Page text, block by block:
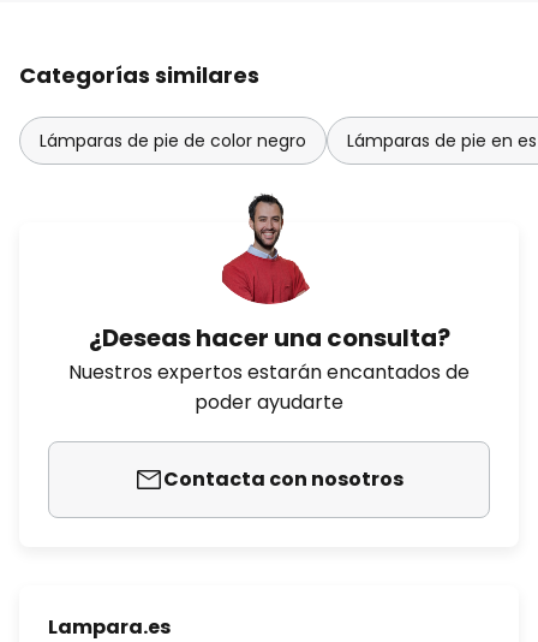
Categorías similares
Lámparas de pie de color negro Lámparas de pie en
¿Deseas hacer una consulta?
Nuestros expertos estarán encantados de
poder ayudarte
Contacta con nosotros
Lampara.es